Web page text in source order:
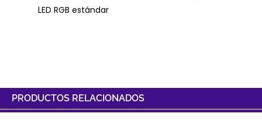
LED RGB estándar
PRODUCTOS RELACIONADOS